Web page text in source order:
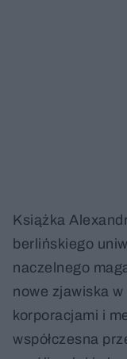
Książka
berlińskiego
naczelnego
nowe zjawiska
korporacjami i
współczesna